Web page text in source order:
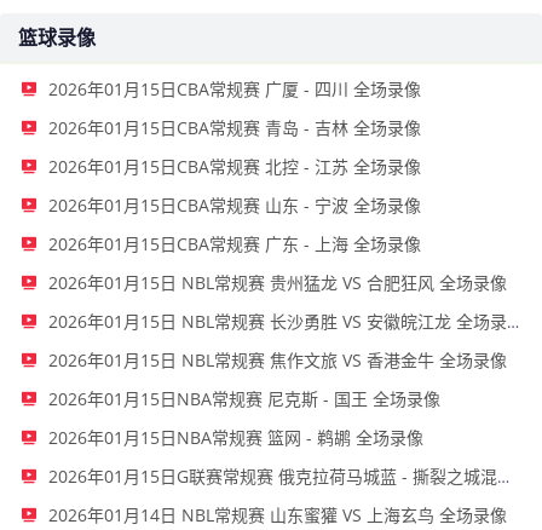
篮球录像
2026年01月15日CBA常规赛 广厦 - 四川 全场录像
2026年01月15日CBA常规赛 青岛 - 吉林 全场录像
2026年01月15日CBA常规赛 北控 - 江苏 全场录像
2026年01月15日CBA常规赛 山东 - 宁波 全场录像
2026年01月15日CBA常规赛 广东 - 上海 全场录像
2026年01月15日 NBL常规赛 贵州猛龙 VS 合肥狂风 全场录像
2026年01月15日 NBL常规赛 长沙勇胜 VS 安徽皖江龙 全场录像
2026年01月15日 NBL常规赛 焦作文旅 VS 香港金牛 全场录像
2026年01月15日NBA常规赛 尼克斯 - 国王 全场录像
2026年01月15日NBA常规赛 篮网 - 鹈鹕 全场录像
2026年01月15日G联赛常规赛 俄克拉荷马城蓝 - 撕裂之城混音 全场录像
2026年01月14日 NBL常规赛 山东蜜獾 VS 上海玄鸟 全场录像